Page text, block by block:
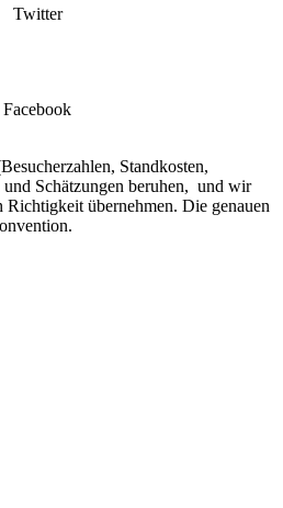
Twitter
Facebook
Standkosten,
Schätzungen beruhen, und wir
übernehmen. Die genauen